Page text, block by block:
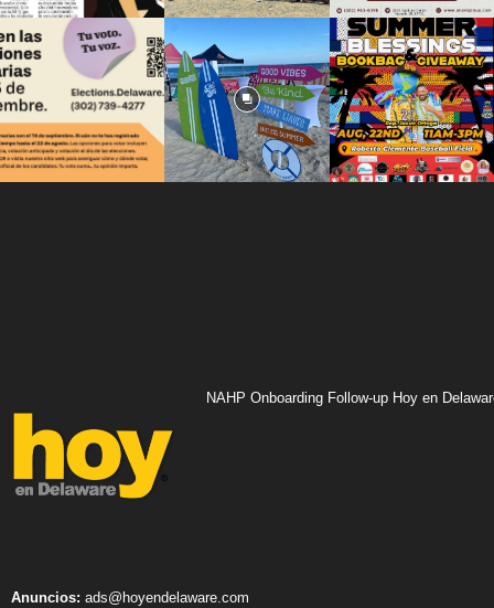
NAHP Onboarding Follow-up Hoy en
Anuncios: ads@hoyendelaware.com